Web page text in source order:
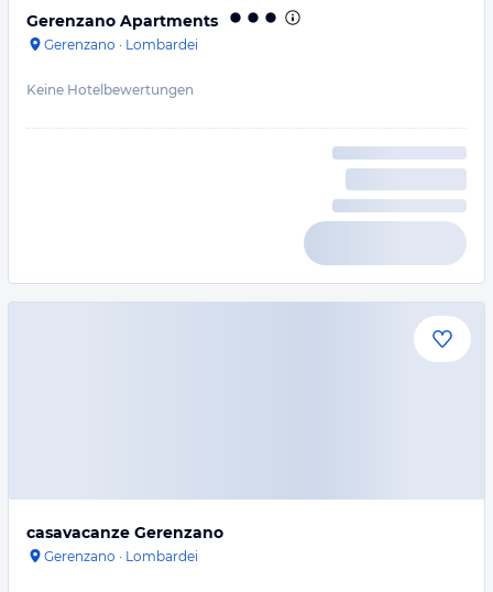
Gerenzano Apartments
Gerenzano · Lombardei
Keine Hotelbewertungen
casavacanze Gerenzano
Gerenzano · Lombardei